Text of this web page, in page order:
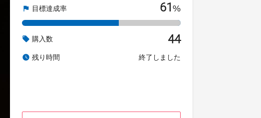
flag 目標達成率 61%
local_offer 購入数 44
watch_later 残り時間 終了しました